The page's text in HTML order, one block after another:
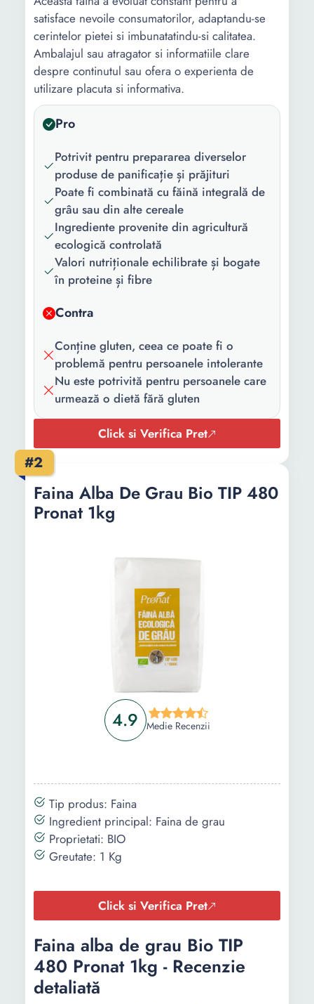
satisface nevoile consumatorilor, adaptandu-se
cerintelor pietei si imbunatatindu-si calitatea.
Ambalajul sau atragator si informatiile clare
despre continutul sau ofera o experienta de
utilizare placuta si informativa.
Pro
Potrivit pentru prepararea diverselor
produse de panificație și prăjituri
Poate fi combinată cu făină integrală de
grâu sau din alte cereale
Ingrediente provenite din agricultură
ecologică controlată
Valori nutriționale echilibrate și bogate
în proteine și fibre
Contra
Conține gluten, ceea ce poate fi o
problemă pentru persoanele intolerante
Nu este potrivită pentru persoanele care
urmează o dietă fără gluten
Click si Verifica Pret
#2
4.9 Medie Recenzii
Faina Alba De Grau Bio TIP 480
Pronat 1kg
Tip produs: Faina
Ingredient principal: Faina de grau
Proprietati: BIO
Greutate: 1 Kg
Click si Verifica Pret
Faina alba de grau Bio TIP
480 Pronat 1kg - Recenzie
detaliată